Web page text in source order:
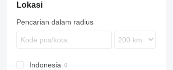
Lokasi
Pencarian dalam radius
Indonesia